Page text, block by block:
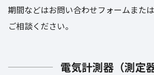
期間などはお問い合わせフォームまた
ご相談ください。
電気計測器（測定器